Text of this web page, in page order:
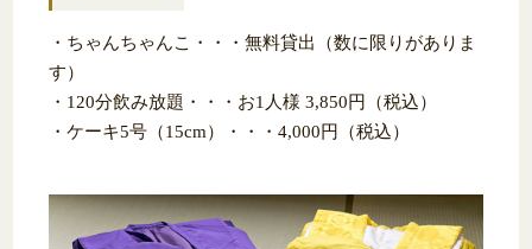
・ちゃんちゃんこ・・・無料貸出（数に限りがありま
す）
・120分飲み放題・・・お1人様 3,850円（税込）
・ケーキ5号（15cm）・・・4,000円（税込）